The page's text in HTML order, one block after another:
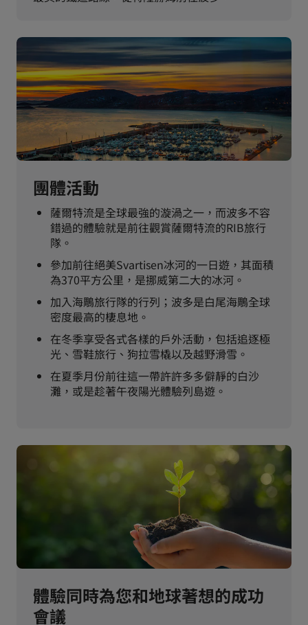
團體活動
薩爾特流是全球最強的漩渦之一，而波多不容
錯過的體驗就是前往觀賞薩爾特流的RIB旅行
隊。
參加前往絕美Svartisen冰河的一日遊，其面積
為370平方公里，是挪威第二大的冰河。
加入海鵰旅行隊的行列；波多是白尾海鵰全球
密度最高的棲息地。
在冬季享受各式各樣的戶外活動，包括追逐極
光、雪鞋旅行、狗拉雪橇以及越野滑雪。
在夏季月份前往這一帶許許多多僻靜的白沙
灘，或是趁著午夜陽光體驗列島遊。
體驗同時為您和地球著想的成功
會議